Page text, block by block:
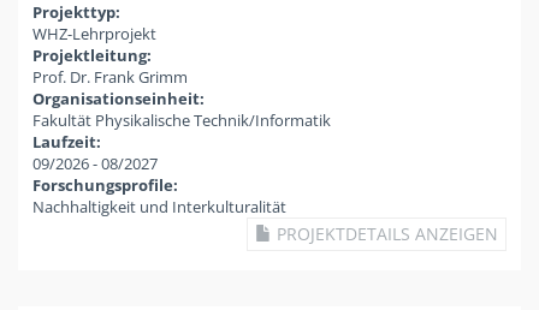
Projekttyp:
WHZ-Lehrprojekt
Projektleitung:
Prof. Dr. Frank Grimm
Organisationseinheit:
Fakultät Physikalische Technik/Informatik
Laufzeit:
09/2026-08/2027
Forschungsprofile:
Nachhaltigkeit und Interkulturalität
PROJEKTDETAILS ANZEIGEN